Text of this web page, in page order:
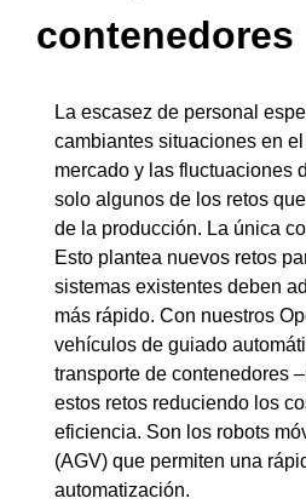
contenedores
La escasez de personal
cambiantes situaciones en
mercado y las fluctuaciones
solo algunos de los retos
de la producción. La única
Esto plantea nuevos retos
sistemas existentes deben
más rápido. Con nuestros
vehículos de guiado
transporte de contenedores
estos retos reduciendo los
eficiencia. Son los robots
(AGV) que permiten una
automatización.